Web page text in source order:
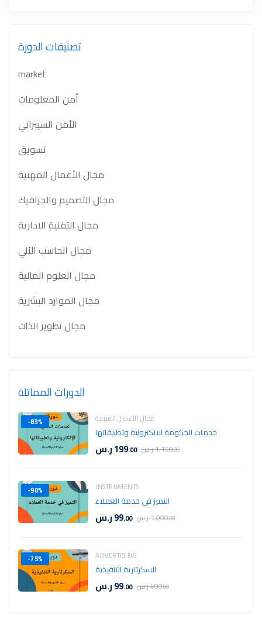
تصنيفات الدورة
market
أمن المعلومات
الأمن السيبراني
تسويق
مجال الأعمال المهنية
مجال التصميم والجرافيك
مجال التقنية الادارية
مجال الحاسب الآلي
مجال العلوم المالية
مجال الموارد البشرية
مجال تطوير الذات
الدورات المماثلة
-83% مجال الأعمال المهنية
خدمات الحكومة الالكترونية وتطبيقاتها
199.00 ر.س 1,150.00 ر.س
-90% INSTRUMENTS
التميز في خدمة العملاء
99.00 ر.س 1,000.00 ر.س
-75% ADVERTISING
السكرتارية التنفيذية
99.00 ر.س 400.00 ر.س